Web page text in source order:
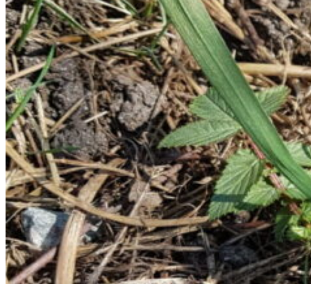
EVENEMANG
MOTIVATION
SKOLOR & FÖRETAG
MIN ROMAN!